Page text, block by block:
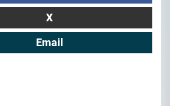
X
Email